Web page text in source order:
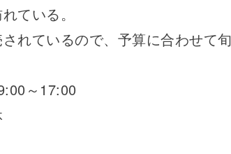
ている。
れているので、予算に合わせて
～17:00